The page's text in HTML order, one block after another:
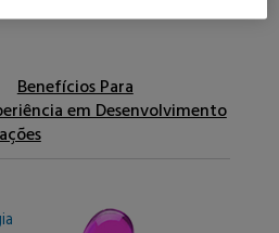
Benefícios Para
em Desenvolvimento